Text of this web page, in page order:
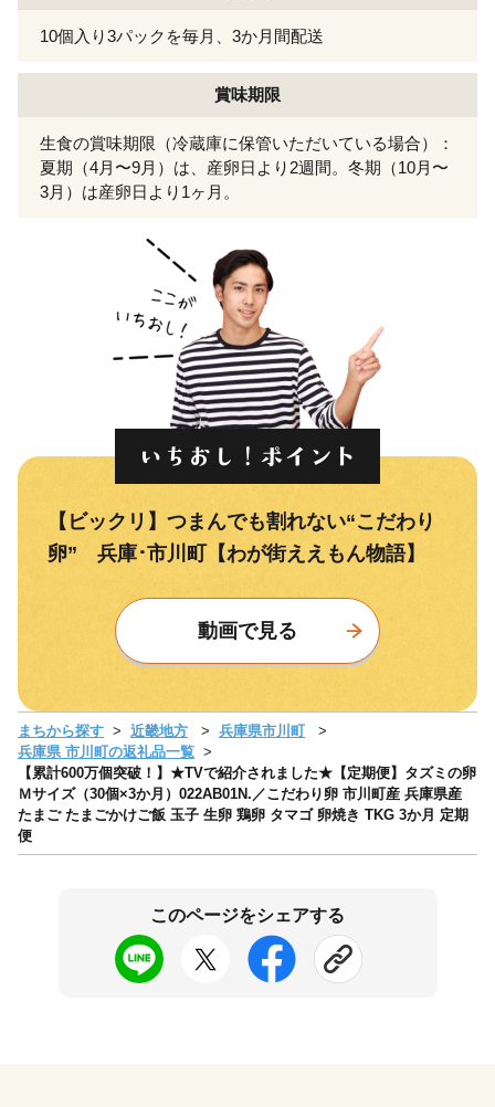
10個入り3パックを毎月、3か月間配送
賞味期限
生食の賞味期限（冷蔵庫に保管いただいている場合）：
夏期（4月〜9月）は、産卵日より2週間。冬期（10月〜
3月）は産卵日より1ヶ月。
【ビックリ】つまんでも割れない“こだわり
卵” 兵庫･市川町【わが街ええもん物語】
動画で見る
まちから探す 近畿地方
兵庫県市川町
兵庫県 市川町の返礼品一覧
【累計600万個突破！】★TVで紹介されました★【定期便】タズミの卵
Ｍサイズ（30個×3か月）022AB01N.／こだわり卵 市川町産 兵庫県産
たまご たまごかけご飯 玉子 生卵 鶏卵 タマゴ 卵焼き TKG 3か月 定期
便
このページをシェアする